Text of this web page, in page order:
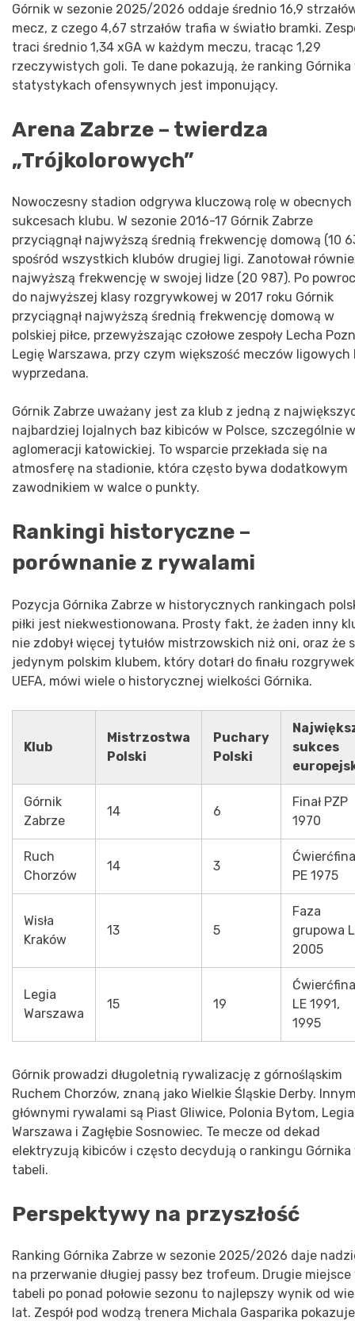
Górnik w sezonie 2025/2026 oddaje średnio 16,9
mecz, z czego 4,67 strzałów trafia w światło bramki.
traci średnio 1,34 xGA w każdym meczu, tracąc 1,29
rzeczywistych goli. Te dane pokazują, że ranking Górnika
statystykach ofensywnych jest imponujący.
Arena Zabrze – twierdza
„Trójkolorowych”
Nowoczesny stadion odgrywa kluczową rolę w obecnych
sukcesach klubu. W sezonie 2016-17 Górnik Zabrze
przyciągnął najwyższą średnią frekwencję domową (10
spośród wszystkich klubów drugiej ligi. Zanotował
najwyższą frekwencję w swojej lidze (20 987). Po
do najwyższej klasy rozgrywkowej w 2017 roku Górnik
przyciągnął najwyższą średnią frekwencję domową w
polskiej piłce, przewyższając czołowe zespoły Lecha
Legię Warszawa, przy czym większość meczów ligowych
wyprzedana.
Górnik Zabrze uważany jest za klub z jedną z
najbardziej lojalnych baz kibiców w Polsce, szczególnie w
aglomeracji katowickiej. To wsparcie przekłada się na
atmosferę na stadionie, która często bywa dodatkowym
zawodnikiem w walce o punkty.
Rankingi historyczne –
porównanie z rywalami
Pozycja Górnika Zabrze w historycznych rankingach
piłki jest niekwestionowana. Prosty fakt, że żaden inny
nie zdobył więcej tytułów mistrzowskich niż oni, oraz że
jedynym polskim klubem, który dotarł do finału rozgrywek
UEFA, mówi wiele o historycznej wielkości Górnika.
Klub
Mistrzostwa
Polski
Puchary
Polski
sukces
Górnik
Zabrze
14 6
Finał PZP
1970
Ruch
Chorzów
14 3
PE 1975
Wisła
Kraków
13 5
Faza
grupowa
2005
Legia
Warszawa
15 19
LE 1991,
1995
Górnik prowadzi długoletnią rywalizację z górnośląskim
Ruchem Chorzów, znaną jako Wielkie Śląskie Derby.
głównymi rywalami są Piast Gliwice, Polonia Bytom, Legia
Warszawa i Zagłębie Sosnowiec. Te mecze od dekad
elektryzują kibiców i często decydują o rankingu Górnika
tabeli.
Perspektywy na przyszłość
Ranking Górnika Zabrze w sezonie 2025/2026 daje
na przerwanie długiej passy bez trofeum. Drugie miejsce
tabeli po ponad połowie sezonu to najlepszy wynik od
lat. Zespół pod wodzą trenera Michala Gasparika pokazuje